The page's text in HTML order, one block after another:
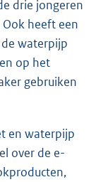
drie jongeren
heeft een
waterpijp
op het
gebruiken
en waterpijp
over de e-